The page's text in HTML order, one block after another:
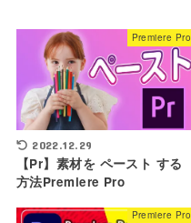
Premiere Pro
2022.12.29
【Pr】素材を ペースト する
方法Premiere Pro
Premiere Pro